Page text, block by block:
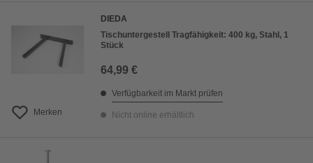
Merken
DIEDA
Tischuntergestell Tragfähigkeit: 400 kg, Stahl, 1
Stück
64,99 €
Verfügbarkeit im Markt prüfen
Nicht online erhältlich